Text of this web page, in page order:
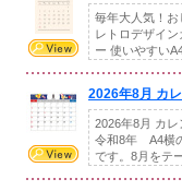
毎年大人気！お
レトロデザイン
ー 使いやすい
2026年8月 カ
2026年8月 カ
令和8年 A4横
です。8月をテ